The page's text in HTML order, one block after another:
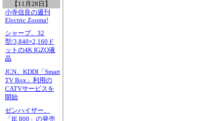
【11月28日】
小寺信良の週刊
Electric Zooma!
シャープ、32
型/3,840×2,160ド
ットの4K IGZO液
晶
JCN、KDDI「Smart
TV Box」利用の
CATVサービスを
開始
ゼンハイザー、
「IE 800」の発売